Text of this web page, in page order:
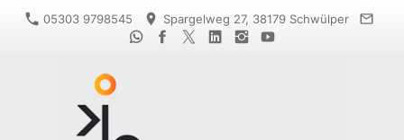
05303 9798545 Spargelweg 27, 38179 Schwülper